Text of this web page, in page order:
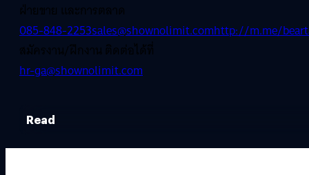
ฝ่ายขาย และการตลาด
085-848-2253sales@shownolimit.comhttp://m.me/
สมัครงาน/ฝึกงาน ติดต่อได้ที่
hr-ga@shownolimit.com
Read